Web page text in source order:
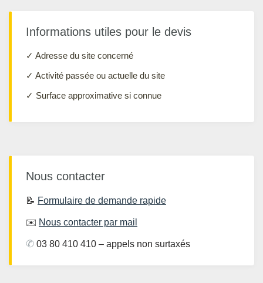
Informations utiles pour le devis
✓ Adresse du site concerné
✓ Activité passée ou actuelle du site
✓ Surface approximative si connue
Nous contacter
📝 Formulaire de demande rapide
✉️ Nous contacter par mail
✆ 03 80 410 410 – appels non surtaxés